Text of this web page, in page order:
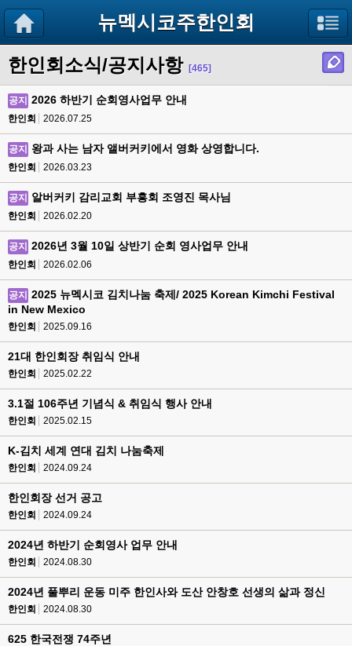
뉴멕시코주한인회
한인회소식/공지사항 [465]
공지 2026 하반기 순회영사업무 안내
한인회 2026.07.25
공지 왕과 사는 남자 앨버커키에서 영화 상영합니다.
한인회 2026.03.23
공지 알버커키 감리교회 부흥회 조영진 목사님
한인회 2026.02.20
공지 2026년 3월 10일 상반기 순회 영사업무 안내
한인회 2026.02.06
공지
2025 뉴멕시코 김치나눔 축제/ 2025 Korean Kimchi Festival
in New Mexico
한인회 2025.09.16
21대 한인회장 취임식 안내
한인회 2025.02.22
3.1절 106주년 기념식 & 취임식 행사 안내
한인회 2025.02.15
K-김치 세계 연대 김치 나눔축제
한인회 2024.09.24
한인회장 선거 공고
한인회 2024.09.24
2024년 하반기 순회영사 업무 안내
한인회 2024.08.30
2024년 풀뿌리 운동 미주 한인사와 도산 안창호 선생의 삶과 정신
한인회 2024.08.30
625 한국전쟁 74주년